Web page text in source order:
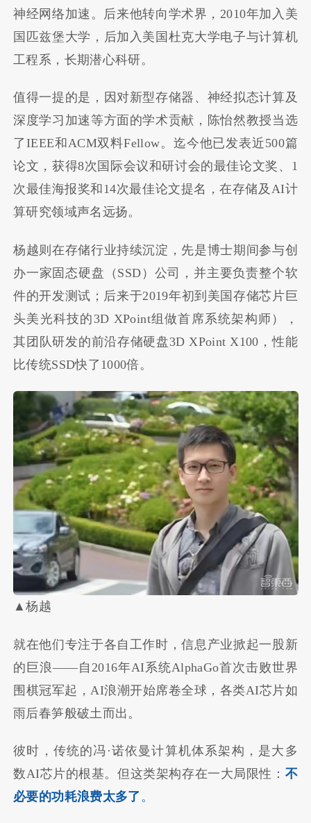
神经网络加速。后来他转向学术界，2010年加入美
国匹兹堡大学，后加入美国杜克大学电子与计算机
工程系，长期潜心科研。
值得一提的是，因对新型存储器、神经拟态计算及
深度学习加速等方面的学术贡献，陈怡然教授当选
了IEEE和ACM双料Fellow。迄今他已发表近500篇
论文，获得8次国际会议和研讨会的最佳论文奖、1
次最佳海报奖和14次最佳论文提名，在存储及AI计
算研究领域声名远扬。
杨越则在存储行业持续沉淀，先是博士期间参与创
办一家固态硬盘（SSD）公司，并主要负责整个软
件的开发测试；后来于2019年初到美国存储芯片巨
头美光科技的3D XPoint组做首席系统架构师），
其团队研发的前沿存储硬盘3D XPoint X100，性能
比传统SSD快了1000倍。
▲杨越
就在他们专注于各自工作时，信息产业掀起一股新
的巨浪——自2016年AI系统AlphaGo首次击败世界
围棋冠军起，AI浪潮开始席卷全球，各类AI芯片如
雨后春笋般破土而出。
彼时，传统的冯·诺依曼计算机体系架构，是大多
数AI芯片的根基。但这类架构存在一大局限性： 不
必要的功耗浪费太多了 。